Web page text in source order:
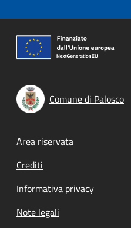
Comune di Palosco
Footer menu
Area riservata
Crediti
Informativa privacy
Note legali